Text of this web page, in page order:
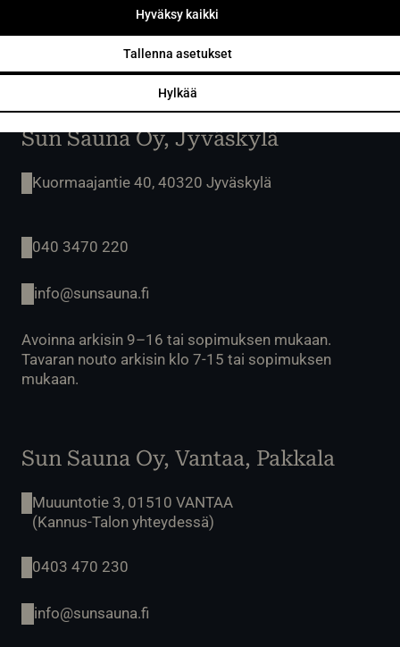
Hylkää
Tallenna asetukset
Hyväksy kaikki
Sun Sauna Oy, Jyväskylä
Kuormaajantie 40, 40320 Jyväskylä
040 3470 220
info@sunsauna.fi
Avoinna arkisin 9–16 tai sopimuksen mukaan.
Tavaran nouto arkisin klo 7-15 tai sopimuksen
mukaan.
Sun Sauna Oy, Vantaa, Pakkala
Muuuntotie 3, 01510 VANTAA
(Kannus-Talon yhteydessä)
0403 470 230
info@sunsauna.fi